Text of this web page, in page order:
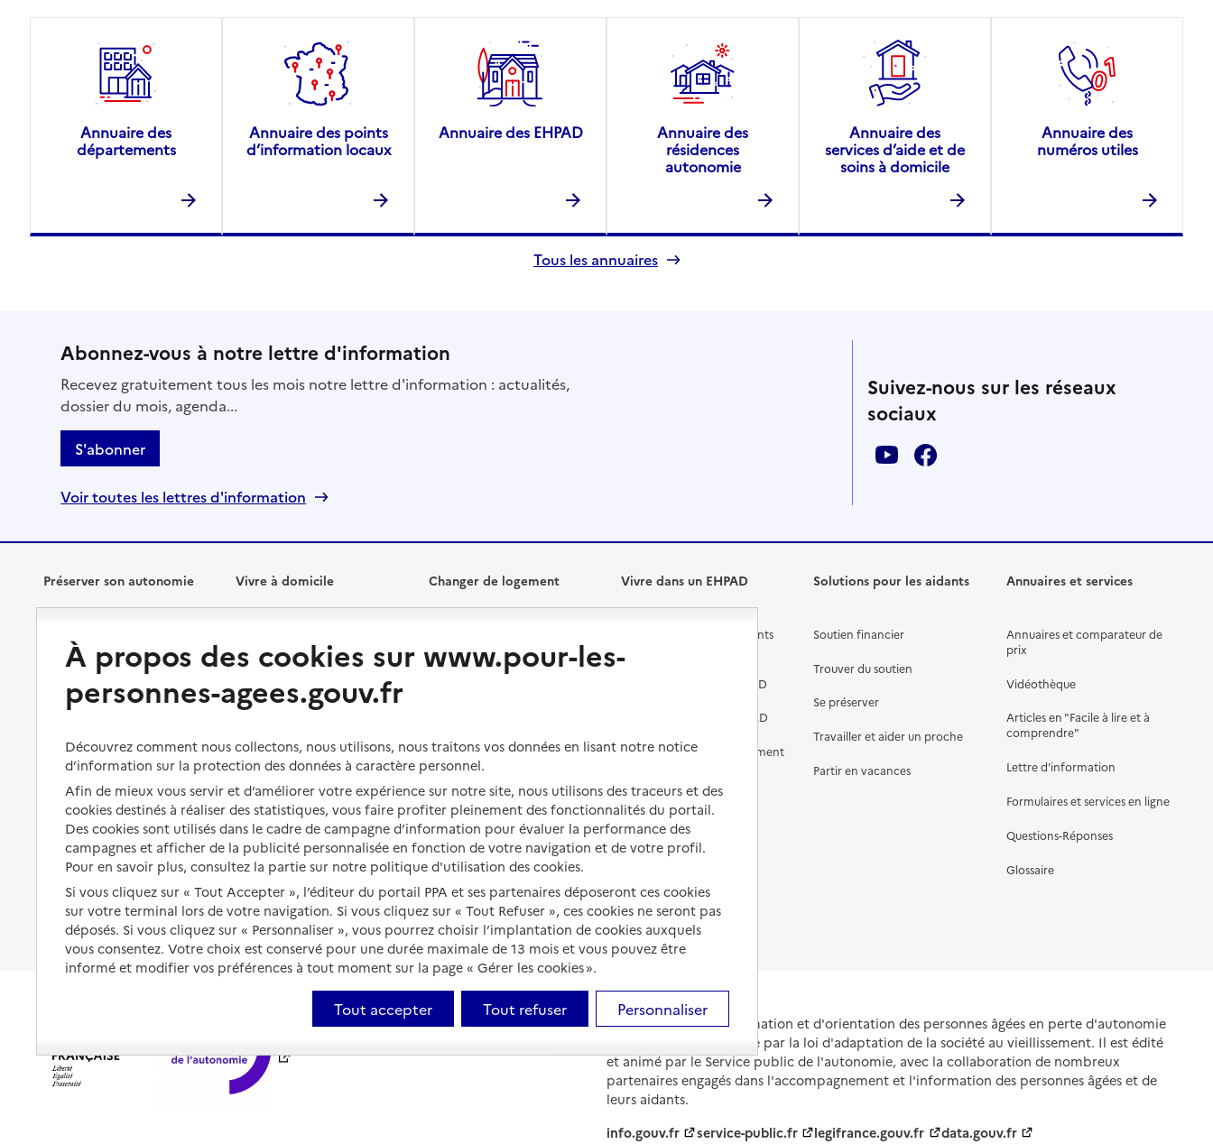
Annuaire des
départements
Annuaire des points
d’information locaux
Annuaire des EHPAD
Annuaire des
résidences
autonomie
Annuaire des
services d’aide et de
soins à domicile
Annuaire des
numéros utiles
Tous les annuaires
Abonnez-vous à notre lettre d'information
Recevez gratuitement tous les mois notre lettre d'information : actualités,
dossier du mois, agenda...
S'abonner
Voir toutes les lettres d'information
Suivez-nous sur les réseaux
sociaux
Préserver son autonomie
et droits
s'équiper
santé
protection
Les mesures de protection
Les obligations de la famille
À qui s’adresser ?
Les politiques du grand âge
Vivre à domicile
Bénéficier de soins à domicile
Aides financières
Partager son logement
Vivre à domicile avec une
maladie ou un handicap
Être hospitalisé
Fin de vie à domicile
Changer de logement
Vivre dans une résidence avec
Vivre en accueil familial
Autres solutions de logement
Vivre dans un EHPAD
Les différents établissements
Préparer l'entrée en EHPAD
Aides financières en EHPAD
Prévention, accompagnement
Comprendre les prix en
EHPAD
Droits en EHPAD
Fin de vie en EHPAD
Solutions pour les aidants
Soutien financier
Trouver du soutien
Se préserver
Travailler et aider un proche
Partir en vacances
Annuaires et services
Annuaires et comparateur de
prix
Vidéothèque
Articles en "Facile à lire et à
comprendre"
Lettre d'information
Formulaires et services en ligne
Questions-Réponses
Glossaire
Portail national d'information et d'orientation des personnes âgées en perte d'autonomie
et de leurs proches, créé par la loi d'adaptation de la société au vieillissement. Il est édité
et animé par le Service public de l'autonomie, avec la collaboration de nombreux
partenaires engagés dans l'accompagnement et l'information des personnes âgées et de
leurs aidants.
info.gouv.fr
service-public.fr legifrance.gouv.fr data.gouv.fr
À propos des cookies sur www.pour-les-
personnes-agees.gouv.fr
Découvrez comment nous collectons, nous utilisons, nous traitons vos données en lisant notre notice
d’information sur la protection des données à caractère personnel.
Afin de mieux vous servir et d’améliorer votre expérience sur notre site, nous utilisons des traceurs et des
cookies destinés à réaliser des statistiques, vous faire profiter pleinement des fonctionnalités du portail.
Des cookies sont utilisés dans le cadre de campagne d’information pour évaluer la performance des
campagnes et afficher de la publicité personnalisée en fonction de votre navigation et de votre profil.
Pour en savoir plus, consultez la partie sur notre politique d'utilisation des cookies.
Si vous cliquez sur « Tout Accepter », l’éditeur du portail PPA et ses partenaires déposeront ces cookies
sur votre terminal lors de votre navigation. Si vous cliquez sur « Tout Refuser », ces cookies ne seront pas
déposés. Si vous cliquez sur « Personnaliser », vous pourrez choisir l’implantation de cookies auxquels
vous consentez. Votre choix est conservé pour une durée maximale de 13 mois et vous pouvez être
informé et modifier vos préférences à tout moment sur la page « Gérer les cookies ».
Tout accepter Tout refuser Personnaliser